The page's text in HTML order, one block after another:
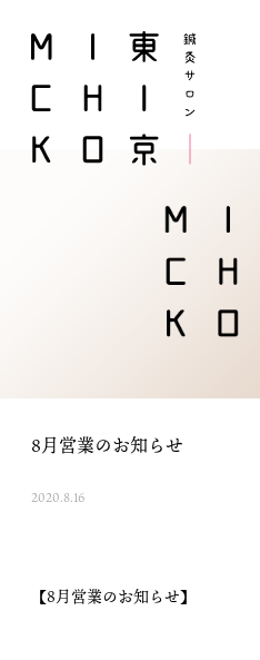
8月営業のお知らせ
2020.8.16
【8月営業のお知らせ】